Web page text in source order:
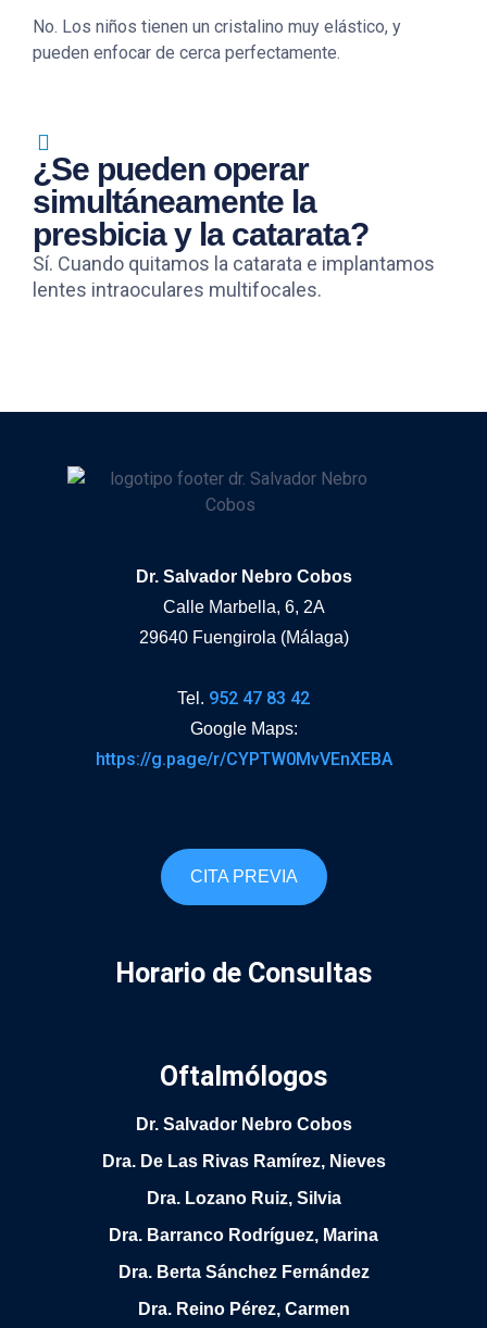
No. Los niños tienen un cristalino muy elástico, y
pueden enfocar de cerca perfectamente.
¿Se pueden operar
simultáneamente la
presbicia y la catarata?
Sí. Cuando quitamos la catarata e implantamos
lentes intraoculares multifocales.
Dr. Salvador Nebro Cobos
Calle Marbella, 6, 2A
29640 Fuengirola (Málaga)
Tel. 952 47 83 42
Google Maps:
https://g.page/r/CYPTW0MvVEnXEBA
CITA PREVIA
Horario de Consultas
Oftalmólogos
Dr. Salvador Nebro Cobos
Dra. De Las Rivas Ramírez, Nieves
Dra. Lozano Ruiz, Silvia
Dra. Barranco Rodríguez, Marina
Dra. Berta Sánchez Fernández
Dra. Reino Pérez, Carmen